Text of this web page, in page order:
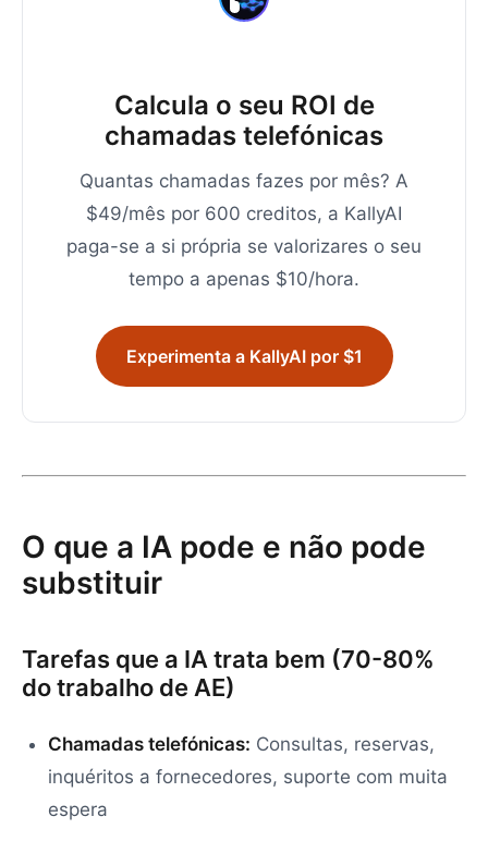
Calcula o seu ROI de
chamadas telefónicas
Quantas chamadas fazes por mês? A
$49/mês por 600 creditos, a KallyAI
paga-se a si própria se valorizares o seu
tempo a apenas $10/hora.
Experimenta a KallyAI por $1
O que a IA pode e não pode
substituir
Tarefas que a IA trata bem (70-80%
do trabalho de AE)
Chamadas telefónicas: Consultas, reservas,
inquéritos a fornecedores, suporte com muita
espera